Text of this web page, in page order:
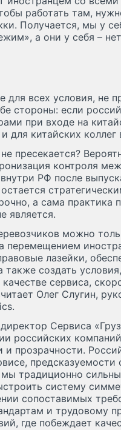
работать там,
Получается, мы у
а они у себя –
всех условия, не
стороны: если
при входе на
для китайских коллег
пресекается?
контроля
РФ после
а сама практика
является.
можно
перемещением
лазейки,
также создать
сервиса,
Олег Слугин,
Сервиса
российских
прозрачности.
традиционно
систему
сопоставимых
и трудовому
где побеждает